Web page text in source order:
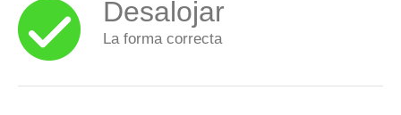
Desalojar
La forma correcta